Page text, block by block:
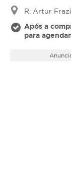
R. Artur
Após a
para